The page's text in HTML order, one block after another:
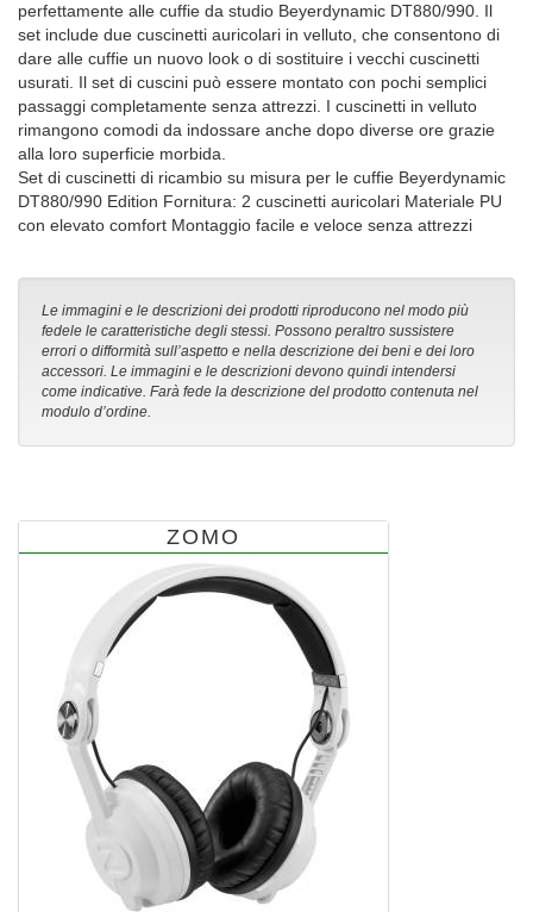
perfettamente alle cuffie da studio Beyerdynamic DT880/990. Il
set include due cuscinetti auricolari in velluto, che consentono di
dare alle cuffie un nuovo look o di sostituire i vecchi cuscinetti
usurati. Il set di cuscini può essere montato con pochi semplici
passaggi completamente senza attrezzi. I cuscinetti in velluto
rimangono comodi da indossare anche dopo diverse ore grazie
alla loro superficie morbida.
Set di cuscinetti di ricambio su misura per le cuffie Beyerdynamic
DT880/990 Edition Fornitura: 2 cuscinetti auricolari Materiale PU
con elevato comfort Montaggio facile e veloce senza attrezzi
Le immagini e le descrizioni dei prodotti riproducono nel modo più
fedele le caratteristiche degli stessi. Possono peraltro sussistere
errori o difformità sull’aspetto e nella descrizione dei beni e dei loro
accessori. Le immagini e le descrizioni devono quindi intendersi
come indicative. Farà fede la descrizione del prodotto contenuta nel
modulo d’ordine.
ZOMO